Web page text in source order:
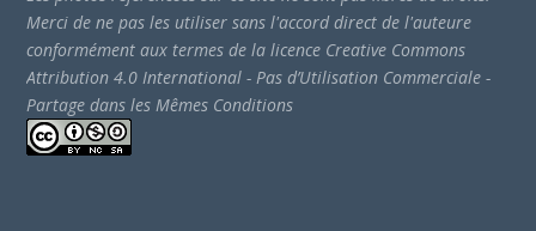
Merci de ne pas les utiliser sans l'accord direct de l'auteure
conformément aux termes de la licence Creative Commons
Attribution 4.0 International - Pas d’Utilisation Commerciale -
Partage dans les Mêmes Conditions